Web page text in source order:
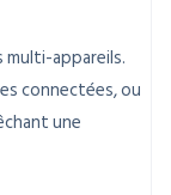
appareils.
connectées, ou
une